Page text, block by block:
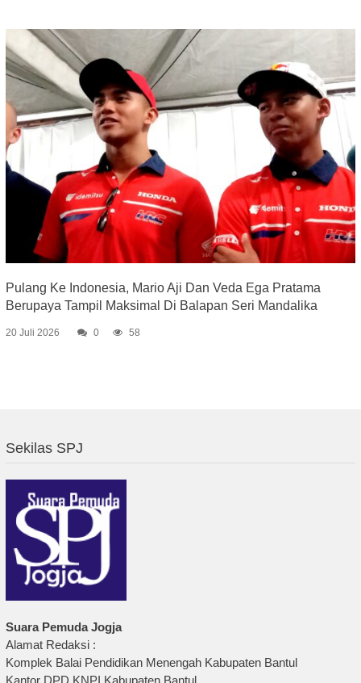
Pulang Ke Indonesia, Mario Aji Dan Veda Ega Pratama
Berupaya Tampil Maksimal Di Balapan Seri Mandalika
20 Juli 2026 0 58
Sekilas SPJ
Suara Pemuda Jogja
Alamat Redaksi :
Komplek Balai Pendidikan Menengah Kabupaten Bantul